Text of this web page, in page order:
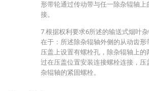
形带轮通过传动带与任一除杂辊轴上
接。
7.根据权利要求6所述的输送式烟叶
在于：所述除杂辊轴外侧的从动齿形
压盖上设置有螺栓孔，除杂辊轴上的
过在压盖位置安装连接螺栓连接，压
杂辊轴的紧固螺栓。